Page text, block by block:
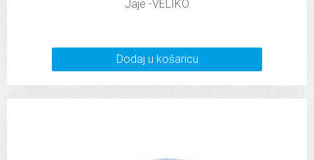
Jaje -VELIKO
Dodaj u košaricu